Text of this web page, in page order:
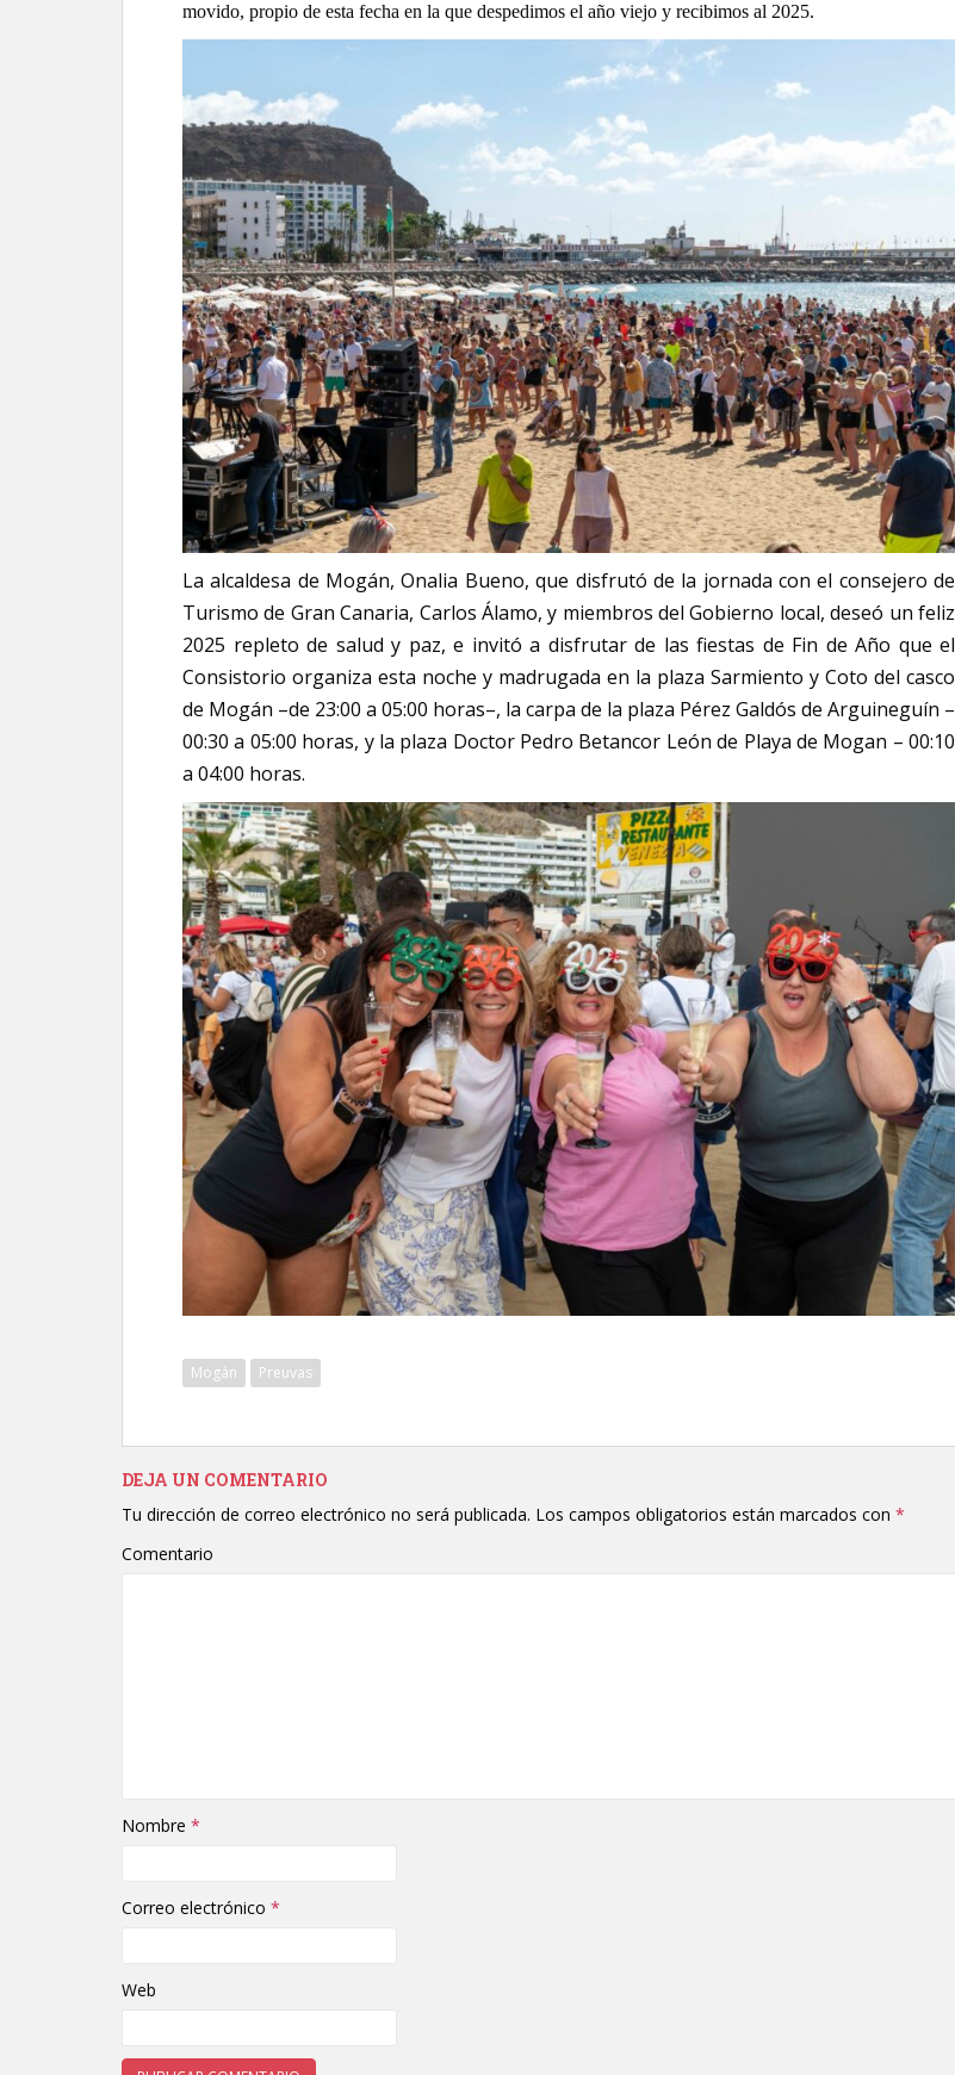
movido, propio de esta fecha en la que despedimos el año viejo y recibimos al 2025.
La alcaldesa de Mogán, Onalia Bueno, que disfrutó de la jornada con el consejero de
Turismo de Gran Canaria, Carlos Álamo, y miembros del Gobierno local, deseó un feliz
2025 repleto de salud y paz, e invitó a disfrutar de las fiestas de Fin de Año que el
Consistorio organiza esta noche y madrugada en la plaza Sarmiento y Coto del casco
de Mogán –de 23:00 a 05:00 horas–, la carpa de la plaza Pérez Galdós de Arguineguín –
00:30 a 05:00 horas, y la plaza Doctor Pedro Betancor León de Playa de Mogan – 00:10
a 04:00 horas.
Mogán Preuvas
DEJA UN COMENTARIO
Tu dirección de correo electrónico no será publicada. Los campos obligatorios están marcados con *
Comentario
Nombre *
Correo electrónico *
Web